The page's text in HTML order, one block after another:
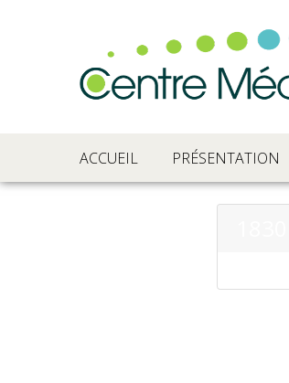
ACCUEIL PRÉSENTATION